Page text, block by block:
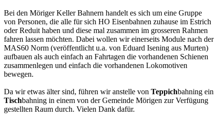
Bei den Möriger Keller Bahnern handelt es sich um eine Gruppe
von Personen, die alle für sich HO Eisenbahnen zuhause im Estrich
oder Reduit haben und diese mal zusammen im grosseren Rahmen
fahren lassen möchten. Dabei wollen wir einerseits Module nach der
MAS60 Norm (veröffentlicht u.a. von Eduard Isening aus Murten)
aufbauen als auch einfach an Fahrtagen die vorhandenen Schienen
zusammenlegen und einfach die vorhandenen Lokomotiven
bewegen.
Da wir etwas älter sind, führen wir anstelle von Teppichbahning ein
Tischbahning in einem von der Gemeinde Mörigen zur Verfügung
gestellten Raum durch. Vielen Dank dafür.